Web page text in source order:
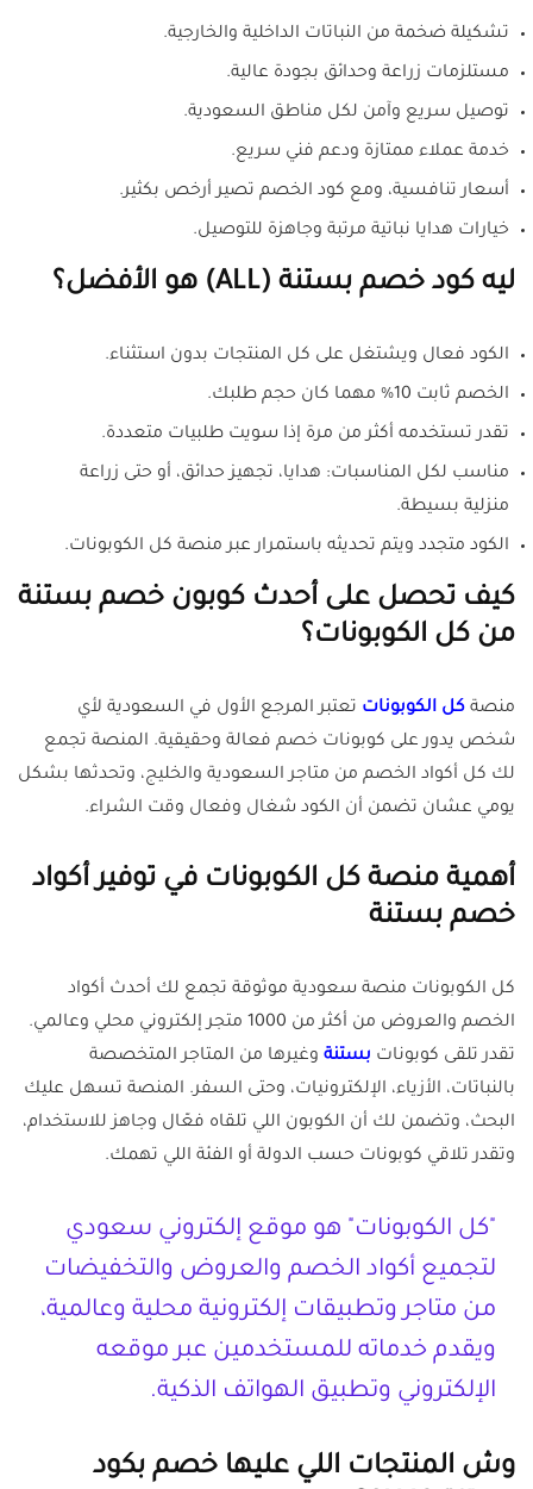
تشكيلة ضخمة من النباتات الداخلية والخارجية.
مستلزمات زراعة وحدائق بجودة عالية.
توصيل سريع وآمن لكل مناطق السعودية.
خدمة عملاء ممتازة ودعم فني سريع.
أسعار تنافسية، ومع كود الخصم تصير أرخص بكثير.
خيارات هدايا نباتية مرتبة وجاهزة للتوصيل.
ليه كود خصم بستنة (ALL) هو الأفضل؟
الكود فعال ويشتغل على كل المنتجات بدون استثناء.
الخصم ثابت 10% مهما كان حجم طلبك.
تقدر تستخدمه أكثر من مرة إذا سويت طلبيات متعددة.
مناسب لكل المناسبات: هدايا، تجهيز حدائق، أو حتى زراعة
منزلية بسيطة.
الكود متجدد ويتم تحديثه باستمرار عبر منصة كل الكوبونات.
كيف تحصل على أحدث كوبون خصم بستنة
من كل الكوبونات؟
منصة كل الكوبونات تعتبر المرجع الأول في السعودية لأي
شخص يدور على كوبونات خصم فعالة وحقيقية. المنصة تجمع
لك كل أكواد الخصم من متاجر السعودية والخليج، وتحدثها بشكل
يومي عشان تضمن أن الكود شغال وفعال وقت الشراء.
أهمية منصة كل الكوبونات في توفير أكواد
خصم بستنة
كل الكوبونات منصة سعودية موثوقة تجمع لك أحدث أكواد
الخصم والعروض من أكثر من 1000 متجر إلكتروني محلي وعالمي.
تقدر تلقى كوبونات بستنة وغيرها من المتاجر المتخصصة
بالنباتات، الأزياء، الإلكترونيات، وحتى السفر. المنصة تسهل عليك
البحث، وتضمن لك أن الكوبون اللي تلقاه فعّال وجاهز للاستخدام،
وتقدر تلاقي كوبونات حسب الدولة أو الفئة اللي تهمك.
"كل الكوبونات" هو موقع إلكتروني سعودي
لتجميع أكواد الخصم والعروض والتخفيضات
من متاجر وتطبيقات إلكترونية محلية وعالمية،
ويقدم خدماته للمستخدمين عبر موقعه
الإلكتروني وتطبيق الهواتف الذكية.
وش المنتجات اللي عليها خصم بكود